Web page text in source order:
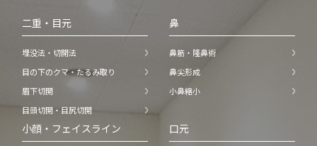
二重・目元
埋没法・切開法
目の下のクマ・たるみ取り
眉下切開
目頭切開・目尻切開
鼻
鼻筋・隆鼻術
鼻尖形成
小鼻縮小
小顔・フェイスライン 口元